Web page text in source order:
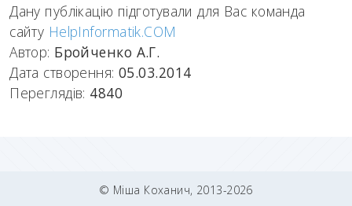
Дану публікацію підготували для Вас команда
сайту HelpInformatik.COM
Автор: Бройченко А.Г.
Дата створення:05.03.2014
Переглядів: 4840
© Міша Коханич, 2013-2026